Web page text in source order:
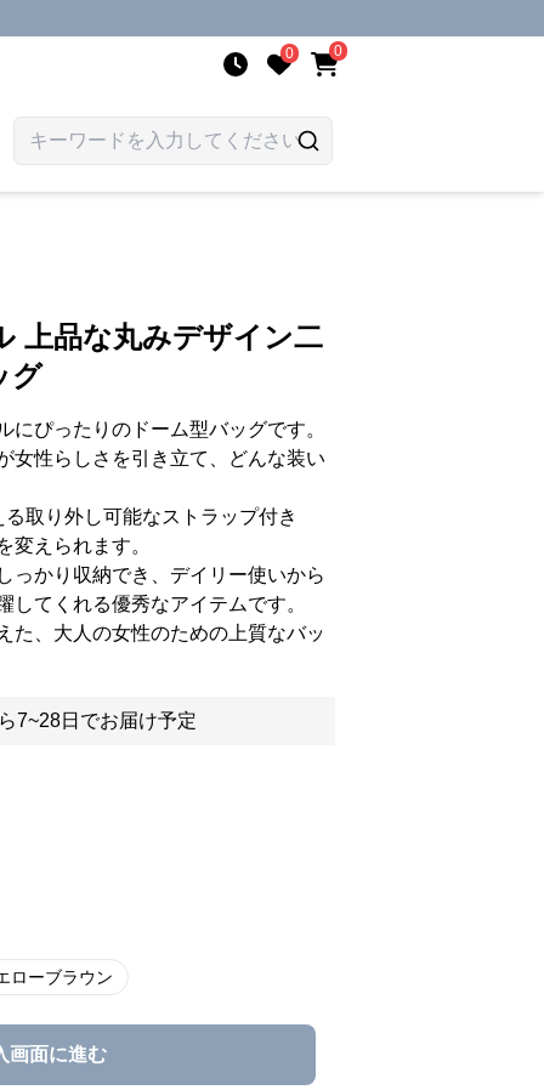
0 0
上品な丸みデザイン二
グ
にぴったりのドーム型バッグです。
女性らしさを引き立て、どんな装い
取り外し可能なストラップ付き
変えられます。
っかり収納でき、デイリー使いから
てくれる優秀なアイテムです。
た、大人の女性のための上質なバッ
7~28日でお届け予定
ローブラウン
画面に進む